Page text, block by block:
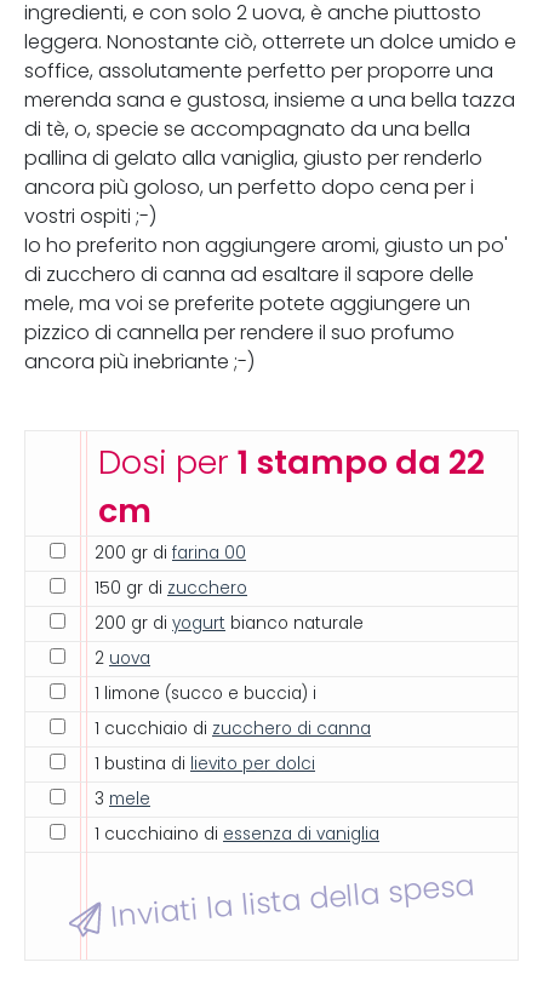
ingredienti, e con solo 2 uova, è anche piuttosto
leggera. Nonostante ciò, otterrete un dolce umido e
soffice, assolutamente perfetto per proporre una
merenda sana e gustosa, insieme a una bella tazza
di tè, o, specie se accompagnato da una bella
pallina di gelato alla vaniglia, giusto per renderlo
ancora più goloso, un perfetto dopo cena per i
vostri ospiti ;-)
Io ho preferito non aggiungere aromi, giusto un po'
di zucchero di canna ad esaltare il sapore delle
mele, ma voi se preferite potete aggiungere un
pizzico di cannella per rendere il suo profumo
ancora più inebriante ;-)
Dosi per 1 stampo da 22
cm
200 gr di farina 00
150 gr di zucchero
200 gr di yogurt bianco naturale
2 uova
1 limone (succo e buccia) i
1 cucchiaio di zucchero di canna
1 bustina di lievito per dolci
3 mele
1 cucchiaino di essenza di vaniglia
Inviati la lista della spesa